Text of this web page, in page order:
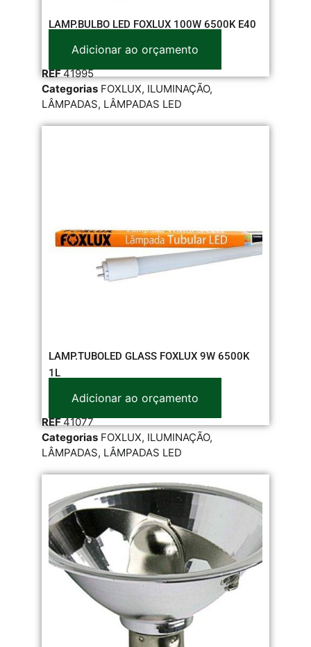
LAMP.BULBO LED FOXLUX 100W 6500K E40
Adicionar ao orçamento
REF41995
Categorias FOXLUX, ILUMINAÇÃO,
LÂMPADAS, LÂMPADAS LED
LAMP.TUBOLED GLASS FOXLUX 9W 6500K
1L
Adicionar ao orçamento
REF41077
Categorias FOXLUX, ILUMINAÇÃO,
LÂMPADAS, LÂMPADAS LED